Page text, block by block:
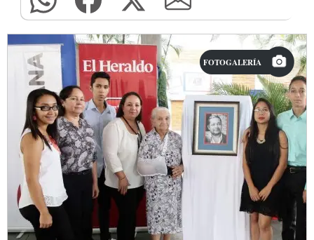
FOTOGALERÍA